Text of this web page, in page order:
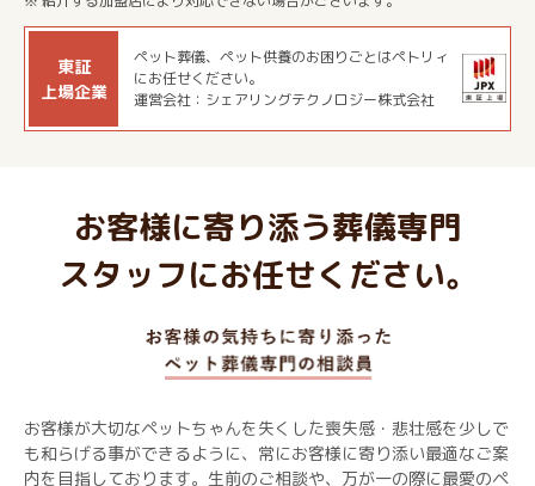
東証
上場企業
ペット葬儀、ペット供養のお困りごとはペトリィ
にお任せください。
運営会社：シェアリングテクノロジー株式会社
お客様に寄り添う葬儀専門
スタッフにお任せください。
お客様が大切なペットちゃんを失くした喪失感・悲壮感を少しで
も和らげる事ができるように、常にお客様に寄り添い最適なご案
内を目指しております。生前のご相談や、万が一の際に最愛のペ